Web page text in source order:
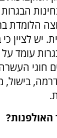
יש לציין
חוגי העשרה
דרמה,